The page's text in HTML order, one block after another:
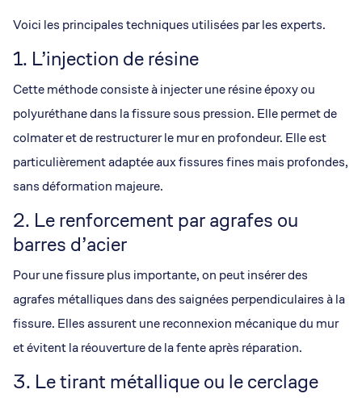
Voici les principales techniques utilisées par les experts.
1. L’injection de résine
Cette méthode consiste à injecter une résine époxy ou
polyuréthane dans la fissure sous pression. Elle permet de
colmater et de restructurer le mur en profondeur. Elle est
particulièrement adaptée aux fissures fines mais profondes,
sans déformation majeure.
2. Le renforcement par agrafes ou
barres d’acier
Pour une fissure plus importante, on peut insérer des
agrafes métalliques dans des saignées perpendiculaires à la
fissure. Elles assurent une reconnexion mécanique du mur
et évitent la réouverture de la fente après réparation.
3. Le tirant métallique ou le cerclage